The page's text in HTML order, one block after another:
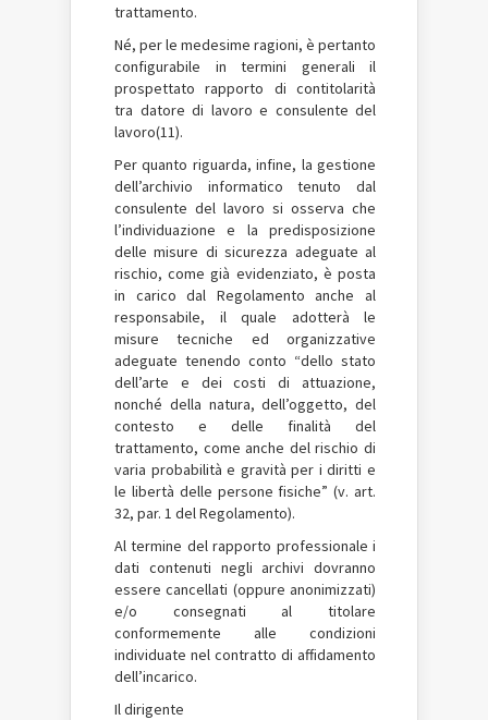
trattamento.
Né, per le medesime ragioni, è pertanto
configurabile in termini generali il
prospettato rapporto di contitolarità
tra datore di lavoro e consulente del
lavoro(11).
Per quanto riguarda, infine, la gestione
dell’archivio informatico tenuto dal
consulente del lavoro si osserva che
l’individuazione e la predisposizione
delle misure di sicurezza adeguate al
rischio, come già evidenziato, è posta
in carico dal Regolamento anche al
responsabile, il quale adotterà le
misure tecniche ed organizzative
adeguate tenendo conto “dello stato
dell’arte e dei costi di attuazione,
nonché della natura, dell’oggetto, del
contesto e delle finalità del
trattamento, come anche del rischio di
varia probabilità e gravità per i diritti e
le libertà delle persone fisiche” (v. art.
32, par. 1 del Regolamento).
Al termine del rapporto professionale i
dati contenuti negli archivi dovranno
essere cancellati (oppure anonimizzati)
e/o consegnati al titolare
conformemente alle condizioni
individuate nel contratto di affidamento
dell’incarico.
Il dirigente